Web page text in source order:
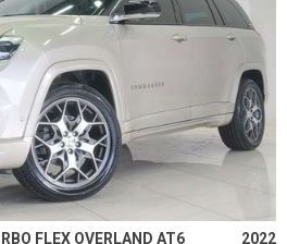
FLEX OVERLAND AT6 2022